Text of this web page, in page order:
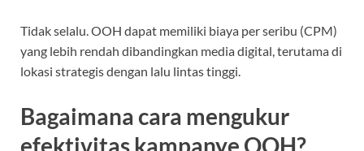
Tidak selalu. OOH dapat memiliki biaya per seribu (CPM)
yang lebih rendah dibandingkan media digital, terutama di
lokasi strategis dengan lalu lintas tinggi.
Bagaimana cara mengukur